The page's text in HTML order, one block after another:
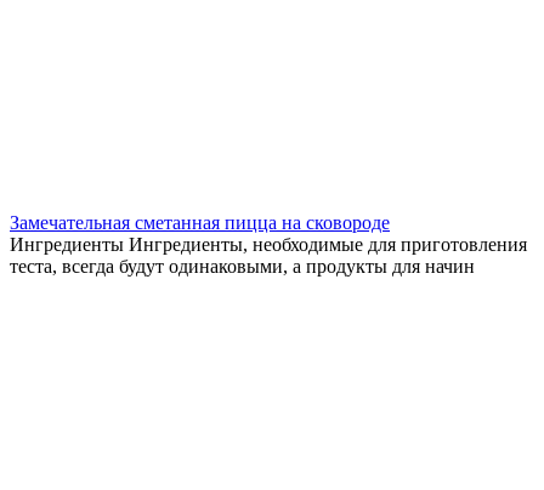
Замечательная сметанная пицца на сковороде
Ингредиенты Ингредиенты, необходимые для приготовления
теста, всегда будут одинаковыми, а продукты для начин